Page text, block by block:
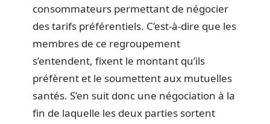
consommateurs permettant de négocier
des tarifs préférentiels. C’est-à-dire que les
membres de ce regroupement
s’entendent, fixent le montant qu’ils
préfèrent et le soumettent aux mutuelles
santés. S’en suit donc une négociation à la
fin de laquelle les deux parties sortent